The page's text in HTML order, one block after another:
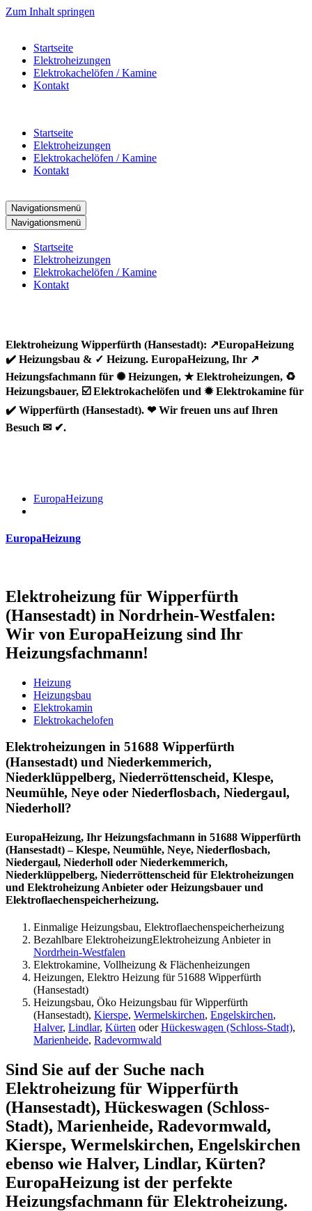
Zum Inhalt springen
Startseite
Elektroheizungen
Elektrokachelöfen / Kamine
Kontakt
Startseite
Elektroheizungen
Elektrokachelöfen / Kamine
Kontakt
Navigationsmenü
Navigationsmenü
Startseite
Elektroheizungen
Elektrokachelöfen / Kamine
Kontakt
Elektroheizung Wipperfürth (Hansestadt): ↗️EuropaHeizung
✔️ Heizungsbau & ✓ Heizung. EuropaHeizung, Ihr ↗️
Heizungsfachmann für ✺ Heizungen, ★ Elektroheizungen, ♻
Heizungsbauer, ☑️ Elektrokachelöfen und ✹ Elektrokamine für
✔️ Wipperfürth (Hansestadt). ❤ Wir freuen uns auf Ihren
Besuch ✉ ✔.
EuropaHeizung
EuropaHeizung
Elektroheizung für Wipperfürth
(Hansestadt) in Nordrhein-Westfalen:
Wir von EuropaHeizung sind Ihr
Heizungsfachmann!
Heizung
Heizungsbau
Elektrokamin
Elektrokachelofen
Elektroheizungen in 51688 Wipperfürth
(Hansestadt) und Niederkemmerich,
Niederklüppelberg, Niederröttenscheid, Klespe,
Neumühle, Neye oder Niederflosbach, Niedergaul,
Niederholl?
EuropaHeizung, Ihr Heizungsfachmann in 51688 Wipperfürth
(Hansestadt) – Klespe, Neumühle, Neye, Niederflosbach,
Niedergaul, Niederholl oder Niederkemmerich,
Niederklüppelberg, Niederröttenscheid für Elektroheizungen
und Elektroheizung Anbieter oder Heizungsbauer und
Elektroflaechenspeicherheizung.
Einmalige Heizungsbau, Elektroflaechenspeicherheizung
Bezahlbare ElektroheizungElektroheizung Anbieter in
Nordrhein-Westfalen
Elektrokamine, Vollheizung & Flächenheizungen
Heizungen, Elektro Heizung für 51688 Wipperfürth
(Hansestadt)
Heizungsbau, Öko Heizungsbau für Wipperfürth
(Hansestadt), Kierspe, Wermelskirchen, Engelskirchen,
Halver, Lindlar, Kürten oderHückeswagen (Schloss-Stadt),
Marienheide, Radevormwald
Sind Sie auf der Suche nach
Elektroheizung für Wipperfürth
(Hansestadt), Hückeswagen (Schloss-
Stadt), Marienheide, Radevormwald,
Kierspe, Wermelskirchen, Engelskirchen
ebenso wie Halver, Lindlar, Kürten?
EuropaHeizung ist der perfekte
Heizungsfachmann für Elektroheizung.